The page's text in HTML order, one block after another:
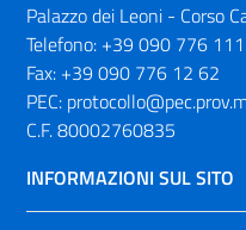
Palazzo dei Leoni - Corso
Telefono: +39 090 776
Fax: +39 090 776 12 62
PEC:
C.F. 80002760835
INFORMAZIONI SUL SITO